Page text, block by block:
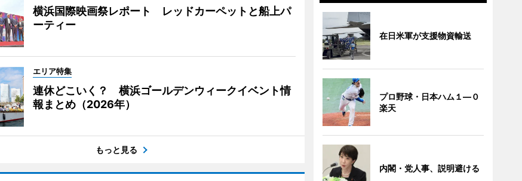
横浜国際映画祭レポート レッドカーペットと船上パ
ーティー
エリア特集
連休どこいく？ 横浜ゴールデンウィークイベント情
報まとめ（2026年）
もっと見る
在日米軍が支援物資輸送
プロ野球・日本ハム１―０
楽天
内閣・党人事、説明避ける